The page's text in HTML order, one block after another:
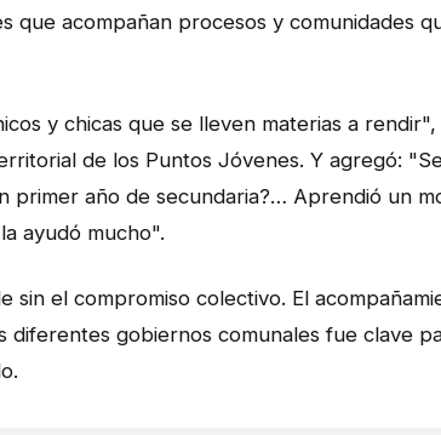
que acompañan procesos y comunidades
y chicas que se lleven materias a
de los Puntos Jóvenes. Y agregó:
primer año de secundaria?… Aprendió un
ayudó mucho".
sin el compromiso colectivo. El
diferentes gobiernos comunales fue clave